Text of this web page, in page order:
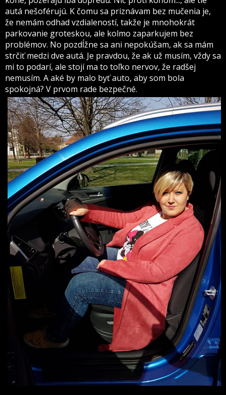
autá nešoférujú. K čomu sa priznávam bez mučenia je,
že nemám odhad vzdialeností, takže je mnohokrát
parkovanie groteskou, ale kolmo zaparkujem bez
problémov. No pozdĺžne sa ani nepokúšam, ak sa mám
strčiť medzi dve autá. Je pravdou, že ak už musím, vždy sa
mi to podarí, ale stojí ma to toľko nervov, že radšej
nemusím. A aké by malo byť auto, aby som bola
spokojná? V prvom rade bezpečné.